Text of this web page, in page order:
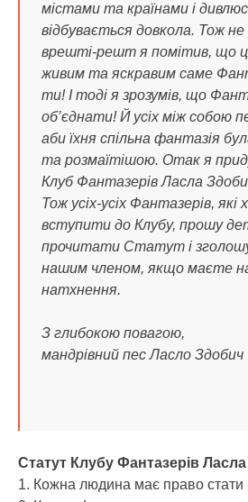
містами та країнами і
відбувається довкола. Тож
врешті-решт я помітив, що
живим та яскравим саме
ти! І тоді я зрозумів, що
об’єднати! Й усіх між собою
аби їхня спільна фантазія
та розмаїтішою. Отак я
Клуб Фантазерів Ласла
Тож усіх-усіх Фантазерів, які
вступити до Клубу, прошу
прочитати Статут і
нашим членом, якщо маєте
натхнення.
З глибокою повагою,
мандрівний пес Ласло Здобич
Статут Клубу Фантазерів
1. Кожна людина має право стати